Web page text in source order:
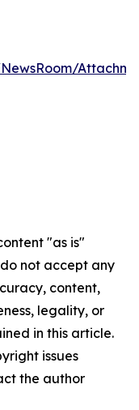
"as is"
not accept any
content,
legality, or
in this article.
issues
the author